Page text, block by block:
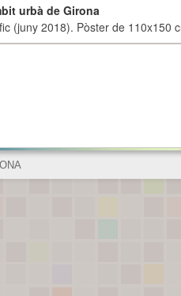
urbà de Girona
(juny 2018). Pòster de 110x150